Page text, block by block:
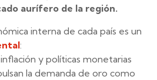
aurífero de la región.
interna de cada país es un
:
y políticas monetarias
la demanda de oro como